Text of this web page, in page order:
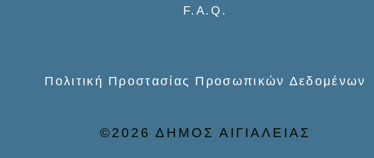
F.A.Q.
Πολιτική Προστασίας Προσωπικών Δεδομένων
©2026 ΔΗΜΟΣ ΑΙΓΙΑΛΕΙΑΣ